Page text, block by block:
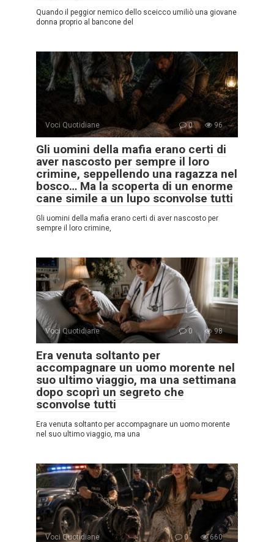
Quando il peggior nemico dello sceicco umiliò una giovane
donna proprio al bancone del
Voci Quotidiane 0 96
Gli uomini della mafia erano certi di
aver nascosto per sempre il loro
crimine, seppellendo una ragazza nel
bosco… Ma la scoperta di un enorme
cane simile a un lupo sconvolse tutti
Gli uomini della mafia erano certi di aver nascosto per
sempre il loro crimine,
Voci Quotidiane 0 98
Era venuta soltanto per
accompagnare un uomo morente nel
suo ultimo viaggio, ma una settimana
dopo scoprì un segreto che
sconvolse tutti
Era venuta soltanto per accompagnare un uomo morente
nel suo ultimo viaggio, ma una
Voci Quotidiane 0 660